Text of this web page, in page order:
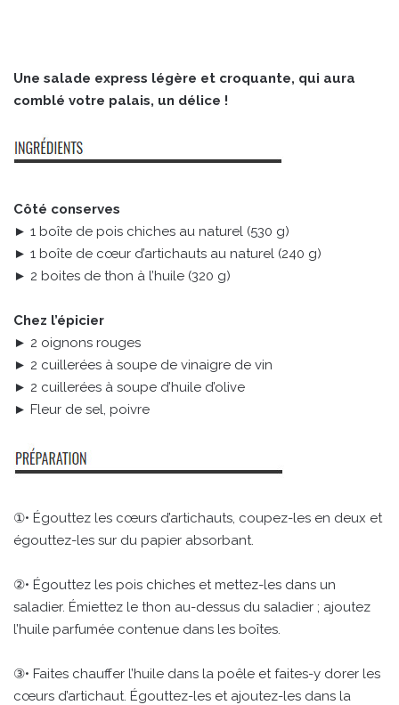
Une salade express légère et croquante, qui aura
comblé votre palais, un délice !
Côté conserves
► 1 boîte de pois chiches au naturel (530 g)
► 1 boîte de cœur d’artichauts au naturel (240 g)
► 2 boites de thon à l’huile (320 g)
Chez l’épicier
► 2 oignons rouges
► 2 cuillerées à soupe de vinaigre de vin
► 2 cuillerées à soupe d’huile d’olive
► Fleur de sel, poivre
①• Égouttez les cœurs d’artichauts, coupez-les en deux et
égouttez-les sur du papier absorbant.
②• Égouttez les pois chiches et mettez-les dans un
saladier. Émiettez le thon au-dessus du saladier ; ajoutez
l’huile parfumée contenue dans les boîtes.
③• Faites chauffer l’huile dans la poêle et faites-y dorer les
cœurs d’artichaut. Égouttez-les et ajoutez-les dans la